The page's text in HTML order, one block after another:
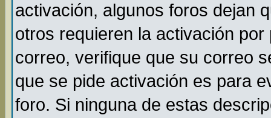
activación, algunos foros dejan
otros requieren la activación
correo, verifique que su correo
que se pide activación es para
foro. Si ninguna de estas